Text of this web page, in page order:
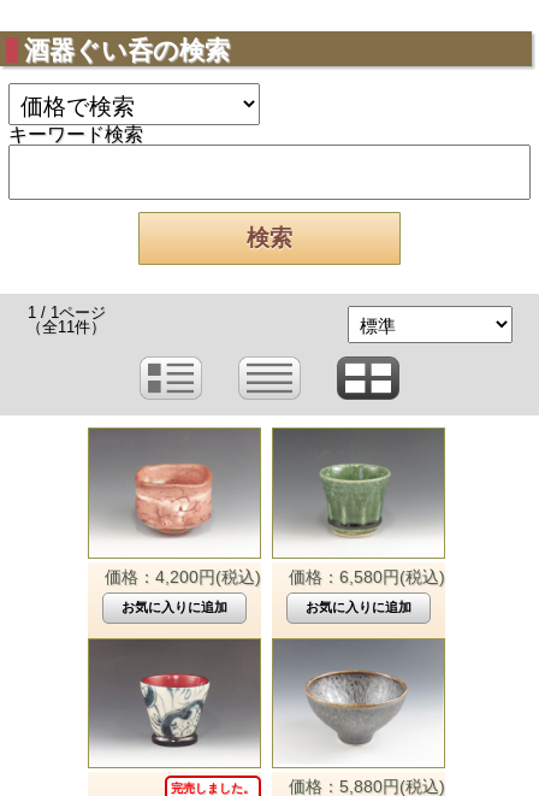
酒器ぐい呑の検索
キーワード検索
1 / 1ページ
（全11件）
価格：4,200円(税込) 価格：6,580円(税込)
完売しました。 価格：5,880円(税込)